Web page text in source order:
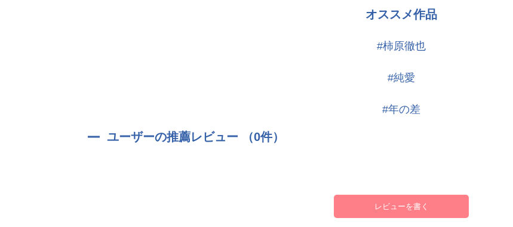
オススメ作品
#柿原徹也
#純愛
#年の差
ユーザーの推薦レビュー （0件）
レビューを書く